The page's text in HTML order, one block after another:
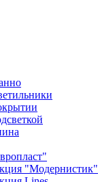
"Модернистик"